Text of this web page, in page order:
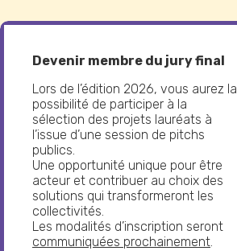
Devenir membre du jury final
Lors de l’édition 2026, vous aurez la
possibilité de participer à la
sélection des projets lauréats à
l’issue d’une session de pitchs
publics.
Une opportunité unique pour être
acteur et contribuer au choix des
solutions qui transformeront les
collectivités.
Les modalités d’inscription seront
communiquées prochainement